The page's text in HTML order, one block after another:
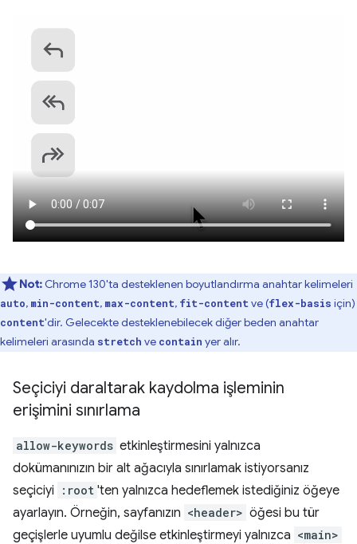
Not: Chrome 130'ta desteklenen boyutlandırma anahtar kelimeleri
auto, min-content, max-content, fit-content ve (flex-basis için)
content'dir. Gelecekte desteklenebilecek diğer beden anahtar
kelimeleri arasında stretch ve contain yer alır.
Seçiciyi daraltarak kaydolma işleminin
erişimini sınırlama
allow-keywords etkinleştirmesini yalnızca
dokümanınızın bir alt ağacıyla sınırlamak istiyorsanız
seçiciyi
:root 'ten yalnızca hedeflemek istediğiniz öğeye
ayarlayın. Örneğin, sayfanızın <header> öğesi bu tür
geçişlerle uyumlu değilse etkinleştirmeyi yalnızca <main>